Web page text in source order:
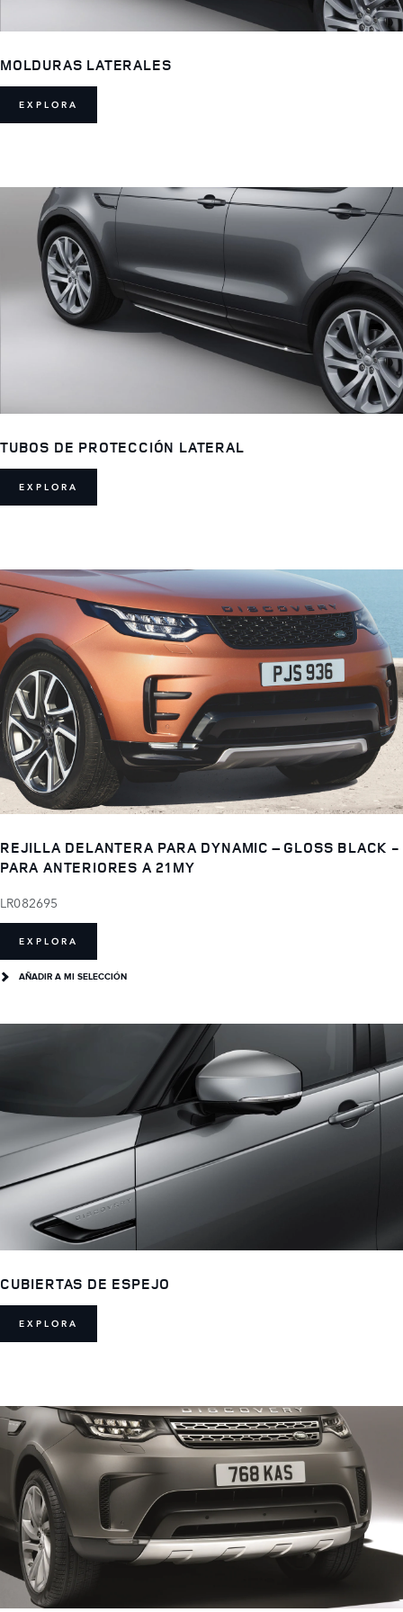
MOLDURAS LATERALES
EXPLORA
TUBOS DE PROTECCIÓN LATERAL
EXPLORA
REJILLA DELANTERA PARA DYNAMIC – GLOSS BLACK -
PARA ANTERIORES A 21MY
LR082695
EXPLORA
AÑADIR A MI SELECCIÓN
CUBIERTAS DE ESPEJO
EXPLORA